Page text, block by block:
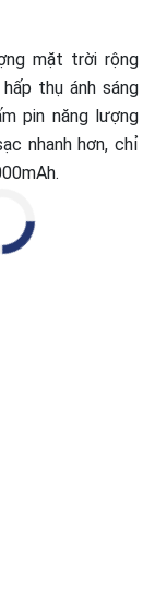
mặt trời rộng
thụ ánh sáng
pin năng lượng
nhanh hơn, chỉ